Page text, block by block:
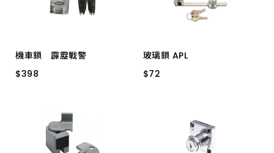
機車鎖 霹靂戰警
$398
$398
玻璃鎖 APL
$72
$72